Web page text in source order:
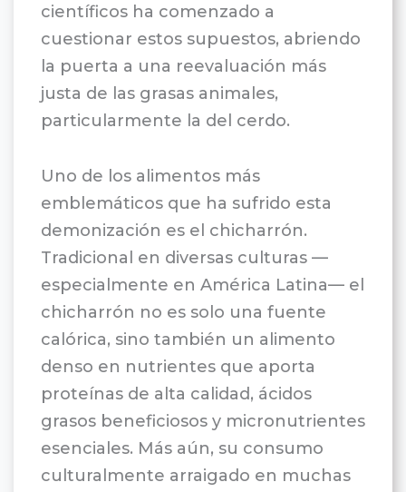
científicos ha comenzado a
cuestionar estos supuestos, abriendo
la puerta a una reevaluación más
justa de las grasas animales,
particularmente la del cerdo.
Uno de los alimentos más
emblemáticos que ha sufrido esta
demonización es el chicharrón.
Tradicional en diversas culturas —
especialmente en América Latina— el
chicharrón no es solo una fuente
calórica, sino también un alimento
denso en nutrientes que aporta
proteínas de alta calidad, ácidos
grasos beneficiosos y micronutrientes
esenciales. Más aún, su consumo
culturalmente arraigado en muchas